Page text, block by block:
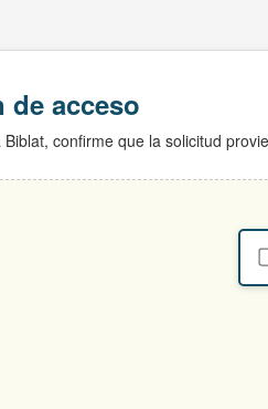
de acceso
confirme que la solicitud